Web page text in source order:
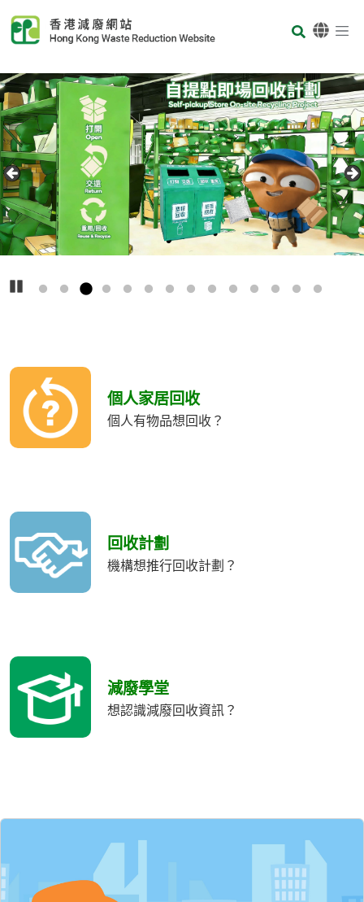
Body
首頁
播放
Carousel Item
Text
個人家居回收
個人有物品想回收？
回收計劃
機構想推行回收計劃？
減廢學堂
想認識減廢回收資訊？